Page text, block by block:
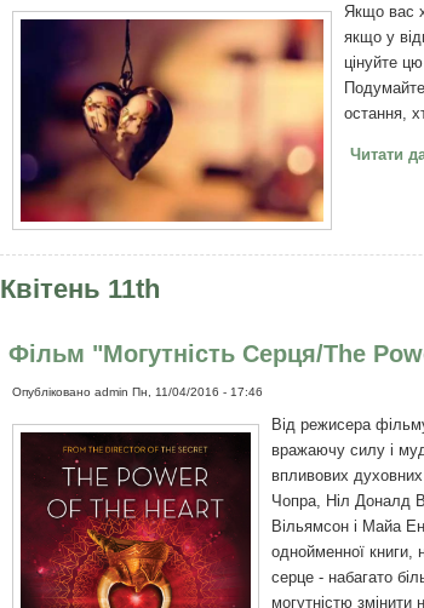
Якщо вас
якщо у
цінуйте
остання,
Читати
Квітень 11th
Фільм "Могутність Серця/The
Опублікованоadmin Пн, 11/04/2016 - 17:46
Від режисера
вражаючу силу і
впливових
Чопра, Ніл Доналд
Вільямсон і Майа
однойменної книги,
серце - набагато
могутністю змінити